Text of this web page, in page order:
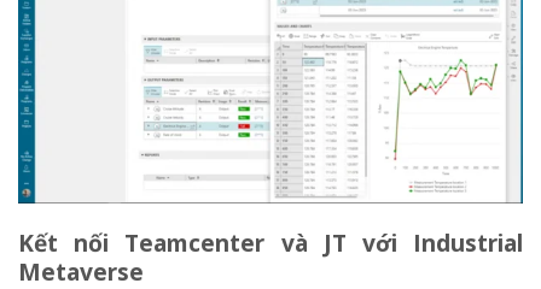
Kết nối Teamcenter và JT với Industrial
Metaverse